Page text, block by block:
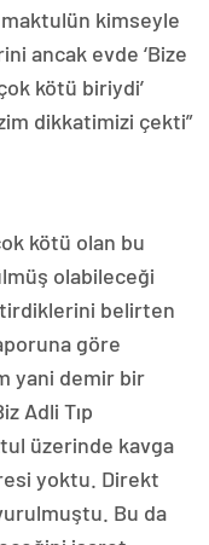
kimseyle
ancak evde ‘Bize
kötü biriydi’
dikkatimizi çekti”
kötü olan bu
olabileceği
belirten
göre
yani demir bir
Adli Tıp
üzerinde kavga
yoktu. Direkt
Bu da